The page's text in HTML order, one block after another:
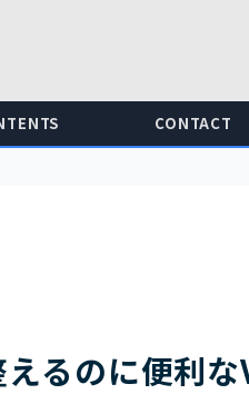
CONTACT
るのに便利な